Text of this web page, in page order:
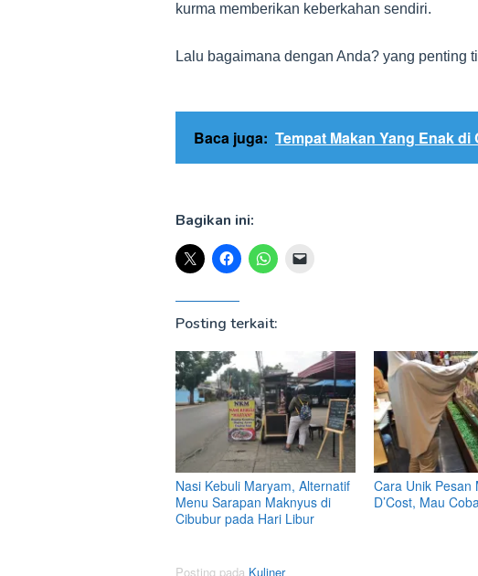
kurma memberikan keberkahan sendiri.
Lalu bagaimana dengan Anda? yang penting
Baca juga: Tempat Makan Yang Enak di
Bagikan ini:
Posting terkait:
Nasi Kebuli Maryam, Alternatif
Menu Sarapan Maknyus di
Cibubur pada Hari Libur
Cara Unik Pesan
D’Cost, Mau
Posting pada Kuliner